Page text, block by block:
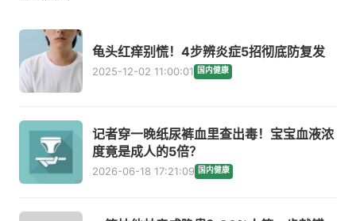
龟头红痒别慌！4步辨炎症5招彻底防复发
2025-12-02 11:00:01 国内健康
记者穿一晚纸尿裤血里查出毒！宝宝血液浓
度竟是成人的5倍？
2026-06-18 17:21:09 国内健康